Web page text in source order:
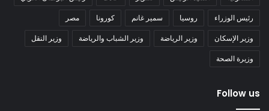
رئيس الوزراء روسيا سمير غانم كورونا مصر
وزير الإسكان وزير الرياضة وزير الشباب والرياضة وزير النقل
وزيرة الصحة
Follow us